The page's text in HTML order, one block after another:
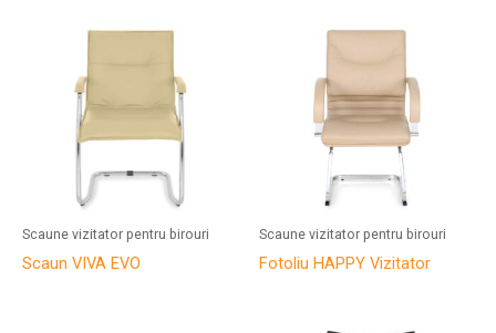
Scaune vizitator pentru birouri
Scaun VIVA EVO
Scaune vizitator pentru birouri
Fotoliu HAPPY Vizitator